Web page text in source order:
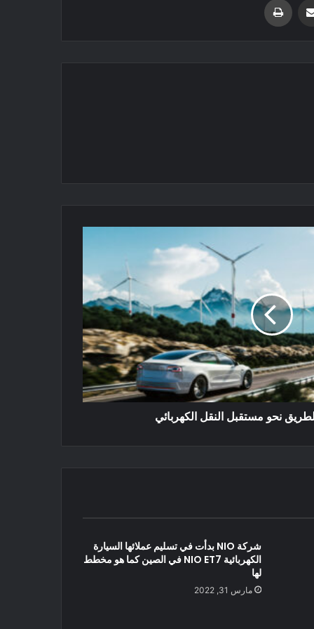
نحو مستقبل النقل الكهربائي
شركة NIO بدأت في تسليم عملائها السيارة
الكهربائية NIO ET7 في الصين كما هو مخطط
لها
مارس 31, 2022